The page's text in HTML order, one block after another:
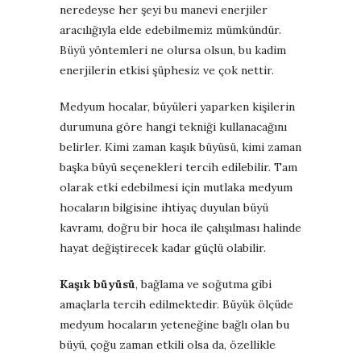
neredeyse her şeyi bu manevi enerjiler
aracılığıyla elde edebilmemiz mümkündür.
Büyü yöntemleri ne olursa olsun, bu kadim
enerjilerin etkisi şüphesiz ve çok nettir.
Medyum hocalar, büyüleri yaparken kişilerin
durumuna göre hangi tekniği kullanacağını
belirler. Kimi zaman kaşık büyüsü, kimi zaman
başka büyü seçenekleri tercih edilebilir. Tam
olarak etki edebilmesi için mutlaka medyum
hocaların bilgisine ihtiyaç duyulan büyü
kavramı, doğru bir hoca ile çalışılması halinde
hayat değiştirecek kadar güçlü olabilir.
Kaşık büyüsü, bağlama ve soğutma gibi
amaçlarla tercih edilmektedir. Büyük ölçüde
medyum hocaların yeteneğine bağlı olan bu
büyü, çoğu zaman etkili olsa da, özellikle